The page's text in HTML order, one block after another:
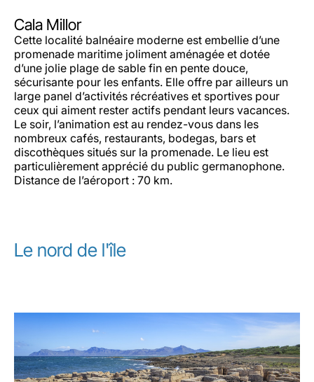
Cala Millor
Cette localité balnéaire moderne est embellie d’une
promenade maritime joliment aménagée et dotée
d’une jolie plage de sable fin en pente douce,
sécurisante pour les enfants. Elle offre par ailleurs un
large panel d’activités récréatives et sportives pour
ceux qui aiment rester actifs pendant leurs vacances.
Le soir, l’animation est au rendez-vous dans les
nombreux cafés, restaurants, bodegas, bars et
discothèques situés sur la promenade. Le lieu est
particulièrement apprécié du public germanophone.
Distance de l’aéroport : 70 km.
Le nord de l'île